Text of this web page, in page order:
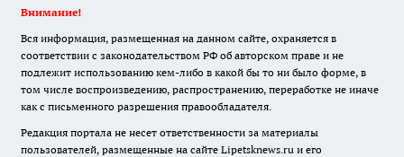
Внимание!
Вся информация, размещенная на данном сайте, охраняется в
соответствии с законодательством РФ об авторском праве и не
подлежит использованию кем-либо в какой бы то ни было форме, в
том числе воспроизведению, распространению, переработке не иначе
как с письменного разрешения правообладателя.
Редакция портала не несет ответственности за материалы
пользователей, размещенные на сайте Lipetsknews.ru и его